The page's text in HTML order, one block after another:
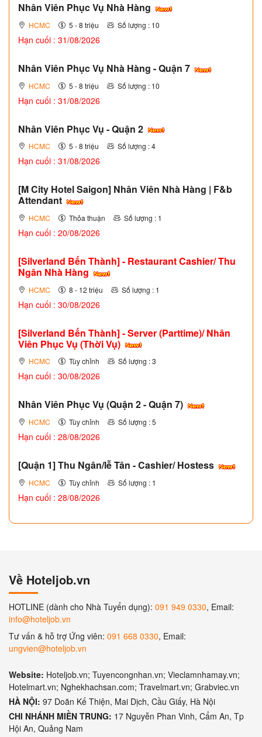
Nhân Viên Phục Vụ Nhà Hàng
HCMC 5 - 8 triệu Số lượng : 10
Hạn cuối : 31/08/2026
Nhân Viên Phục Vụ Nhà Hàng - Quận 7
HCMC 5 - 8 triệu Số lượng : 10
Hạn cuối : 31/08/2026
Nhân Viên Phục Vụ - Quận 2
HCMC 5 - 8 triệu Số lượng : 4
Hạn cuối : 31/08/2026
[M City Hotel Saigon] Nhân Viên Nhà Hàng | F&b
Attendant
HCMC Thỏa thuận Số lượng : 1
Hạn cuối : 20/08/2026
[Silverland Bến Thành] - Restaurant Cashier/ Thu
Ngân Nhà Hàng
HCMC 8 - 12 triệu Số lượng : 1
Hạn cuối : 30/08/2026
[Silverland Bến Thành] - Server (Parttime)/ Nhân
Viên Phục Vụ (Thời Vụ)
HCMC Tùy chỉnh Số lượng : 3
Hạn cuối : 30/08/2026
Nhân Viên Phục Vụ (Quận 2 - Quận 7)
HCMC Tùy chỉnh Số lượng : 5
Hạn cuối : 28/08/2026
[Quận 1] Thu Ngân/lễ Tân - Cashier/ Hostess
HCMC Tùy chỉnh Số lượng : 1
Hạn cuối : 28/08/2026
Về Hoteljob.vn
HOTLINE (dành cho Nhà Tuyển dụng): 091 949 0330, Email:
info@hoteljob.vn
Tư vấn & hỗ trợ Ứng viên: 091 668 0330, Email:
ungvien@hoteljob.vn
Website: Hoteljob.vn; Tuyencongnhan.vn; Vieclamnhamay.vn;
Hotelmart.vn; Nghekhachsan.com; Travelmart.vn; Grabviec.vn
HÀ NỘI: 97 Doãn Kế Thiện, Mai Dịch, Cầu Giấy, Hà Nội
CHI NHÁNH MIỀN TRUNG: 17 Nguyễn Phan Vinh, Cẩm An, Tp
Hội An, Quảng Nam